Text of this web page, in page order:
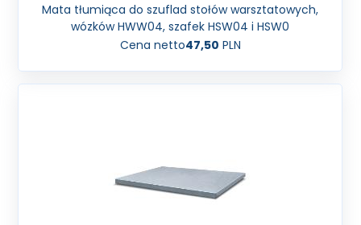
Mata tłumiąca do szuflad stołów warsztatowych,
wózków HWW04, szafek HSW04 i HSW0
Cena netto47,50 PLN